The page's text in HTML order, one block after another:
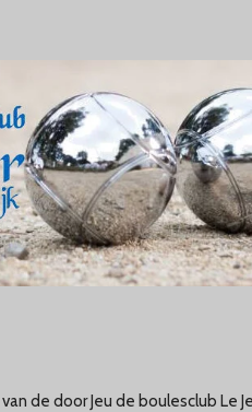
de door Jeu de boulesclub Le